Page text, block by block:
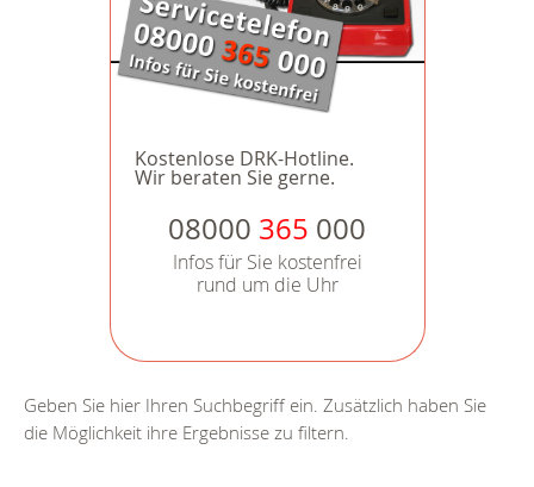
Kostenlose DRK-Hotline.
Wir beraten Sie gerne.
08000 365 000
Infos für Sie kostenfrei
rund um die Uhr
Geben Sie hier Ihren Suchbegriff ein. Zusätzlich haben Sie
die Möglichkeit ihre Ergebnisse zu filtern.